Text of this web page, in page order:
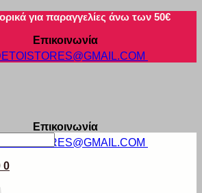
για παραγγελίες άνω των 50€
Επικοινωνία
Επικοινωνία
0